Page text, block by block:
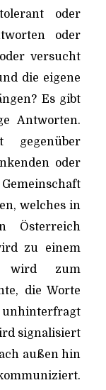
oder
oder
versucht
die eigene
Es gibt
Antworten.
oder
welches in
Österreich
zu einem
wird zum
die Worte
unhinterfragt
signalisiert
außen hin